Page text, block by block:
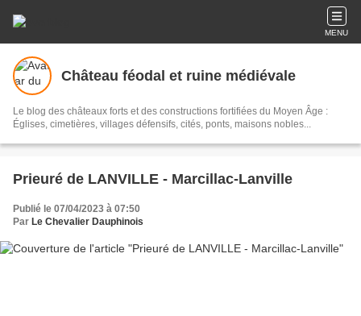
MENU
Château féodal et ruine médiévale
Le blog des châteaux forts et des constructions fortifiées du Moyen Âge :
Églises, cimetières, villages défensifs, cités, ponts, maisons nobles...
Prieuré de LANVILLE - Marcillac-Lanville
Publié le 07/04/2023 à 07:50
Par Le Chevalier Dauphinois